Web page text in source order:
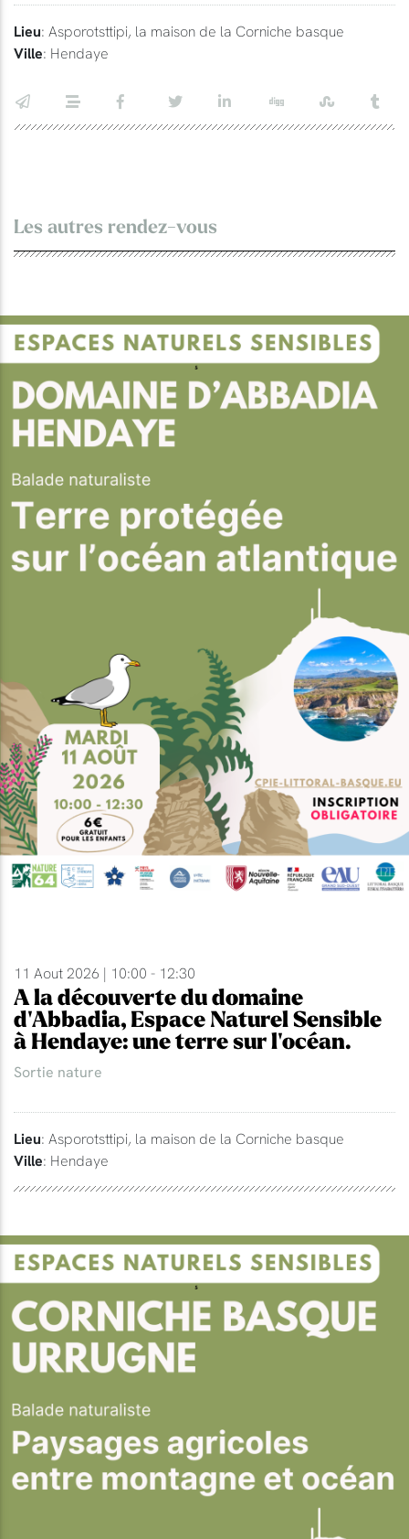
Lieu: Asporotsttipi, la maison de la Corniche basque
Ville: Hendaye
Les autres rendez-vous
11 Aout 2026 | 10:00 - 12:30
A la découverte du domaine
d'Abbadia, Espace Naturel Sensible
à Hendaye: une terre sur l'océan.
Sortie nature
Lieu: Asporotsttipi, la maison de la Corniche basque
Ville: Hendaye